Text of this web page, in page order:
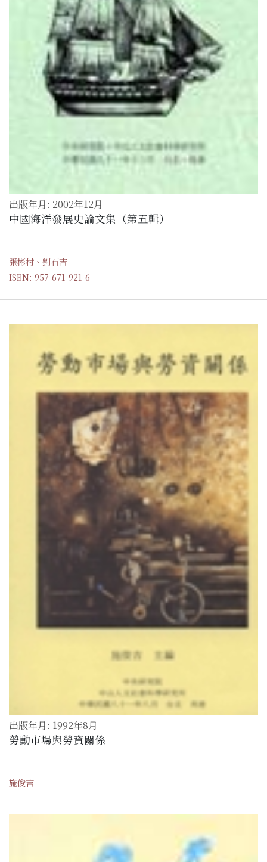
出版年月: 2002年12月
中國海洋發展史論文集（第五輯）
張彬村、劉石吉
ISBN: 957-671-921-6
出版年月: 1992年8月
勞動市場與勞資關係
施俊吉